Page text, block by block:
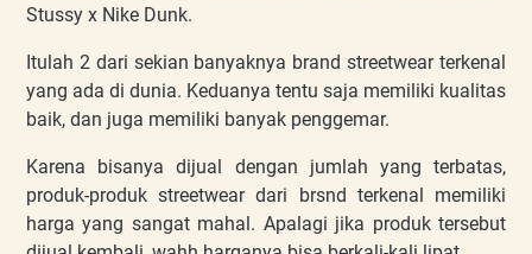
Stussy x Nike Dunk.
Itulah 2 dari sekian banyaknya brand streetwear terkenal
yang ada di dunia. Keduanya tentu saja memiliki kualitas
baik, dan juga memiliki banyak penggemar.
Karena bisanya dijual dengan jumlah yang terbatas,
produk-produk streetwear dari brsnd terkenal memiliki
harga yang sangat mahal. Apalagi jika produk tersebut